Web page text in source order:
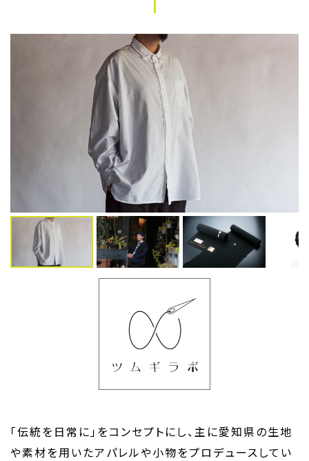
「伝統を日常に」をコンセプトにし、主に愛知県の生地
や素材を用いたアパレルや小物をプロデュースしてい